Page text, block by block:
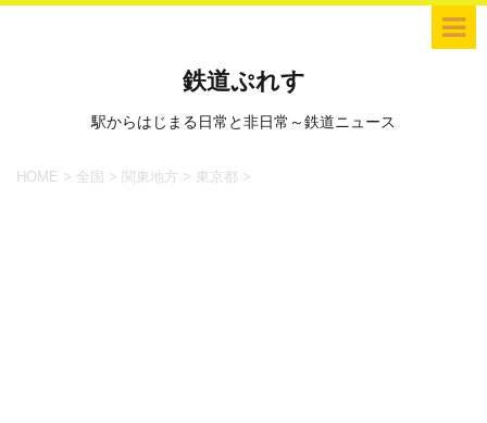
鉄道ぷれす
駅からはじまる日常と非日常～鉄道ニュース
HOME > 全国 > 関東地方 > 東京都 >